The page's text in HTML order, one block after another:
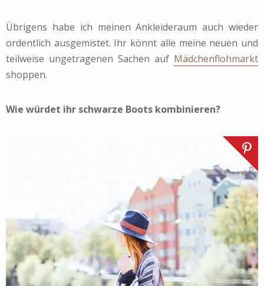
Übrigens habe ich meinen Ankleideraum auch wieder
ordentlich ausgemistet. Ihr könnt alle meine neuen und
teilweise ungetragenen Sachen auf Mädchenflohmarkt
shoppen.
Wie würdet ihr schwarze Boots kombinieren?